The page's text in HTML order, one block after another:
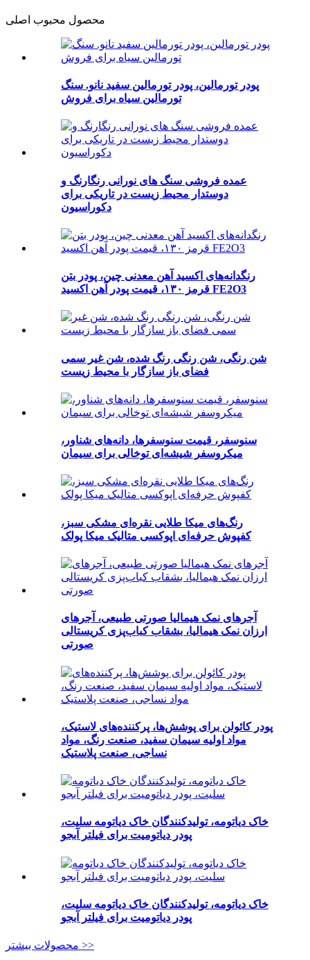
محصول محبوب اصلی
پودر تورمالین، پودر تورمالین سفید نانو. سنگ
تورمالین سیاه برای فروش
عمده فروشی سنگ های نورانی رنگارنگ و
دوستدار محیط زیست در تاریکی برای
دکوراسیون
رنگدانه‌های اکسید آهن معدنی چین، پودر بتن
قرمز ۱۳۰، قیمت پودر آهن اکسید FE2O3
شن رنگی، شن رنگی رنگ شده، شن غیر سمی
فضای باز سازگار با محیط زیست
سنوسفر، قیمت سنوسفرها، دانه‌های شناور،
میکروسفر شیشه‌ای توخالی برای سیمان
رنگ‌های میکا طلایی نقره‌ای مشکی سبز،
کفپوش حرفه‌ای اپوکسی متالیک میکا پولک
آجرهای نمک هیمالیا صورتی طبیعی، آجرهای
ارزان نمک هیمالیا، بشقاب کباب‌پزی کریستالی
صورتی
پودر کائولن برای پوشش‌ها، پرکننده‌های لاستیک،
مواد اولیه سیمان سفید، صنعت رنگ، مواد
نساجی، صنعت پلاستیک
خاک دیاتومه، تولیدکنندگان خاک دیاتومه سلیت،
پودر دیاتومیت برای فیلتر آبجو
خاک دیاتومه، تولیدکنندگان خاک دیاتومه سلیت،
پودر دیاتومیت برای فیلتر آبجو
محصولات بیشتر >>